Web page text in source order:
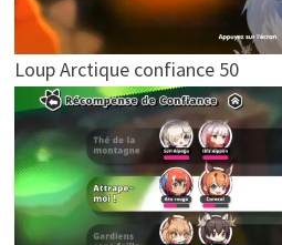
Loup Arctique confiance 50